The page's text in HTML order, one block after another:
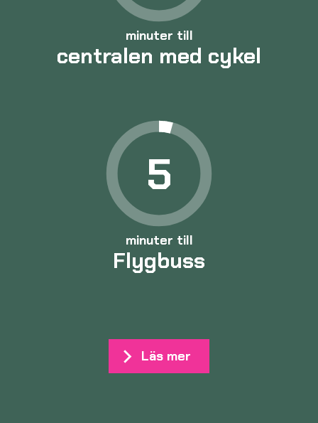
minuter till
centralen med cykel
5
minuter till
Flygbuss
Läs mer